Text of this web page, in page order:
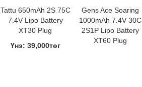
Tattu 650mAh 2S 75C
7.4V Lipo Battery
XT30 Plug
Үнэ: 39,000төг
Gens Ace Soaring
1000mAh 7.4V 30C
2S1P Lipo Battery
XT60 Plug